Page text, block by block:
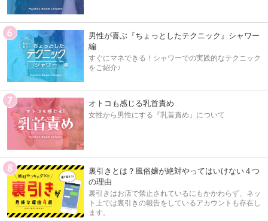
男性が喜ぶ『ちょっとしたテクニック』シャワー
編
すぐにマネできる！シャワーでの実践的なテクニック
をご紹介♪
オトコも感じる乳首責め
⼥性から男性にする『乳⾸責め』について
裏引きとは？風俗嬢が絶対やってはいけない４つ
の理由
裏引きはお店で禁止されているにもかかわらず、ネッ
ト上では裏引きの報告をしているアカウントも存在し
ます。